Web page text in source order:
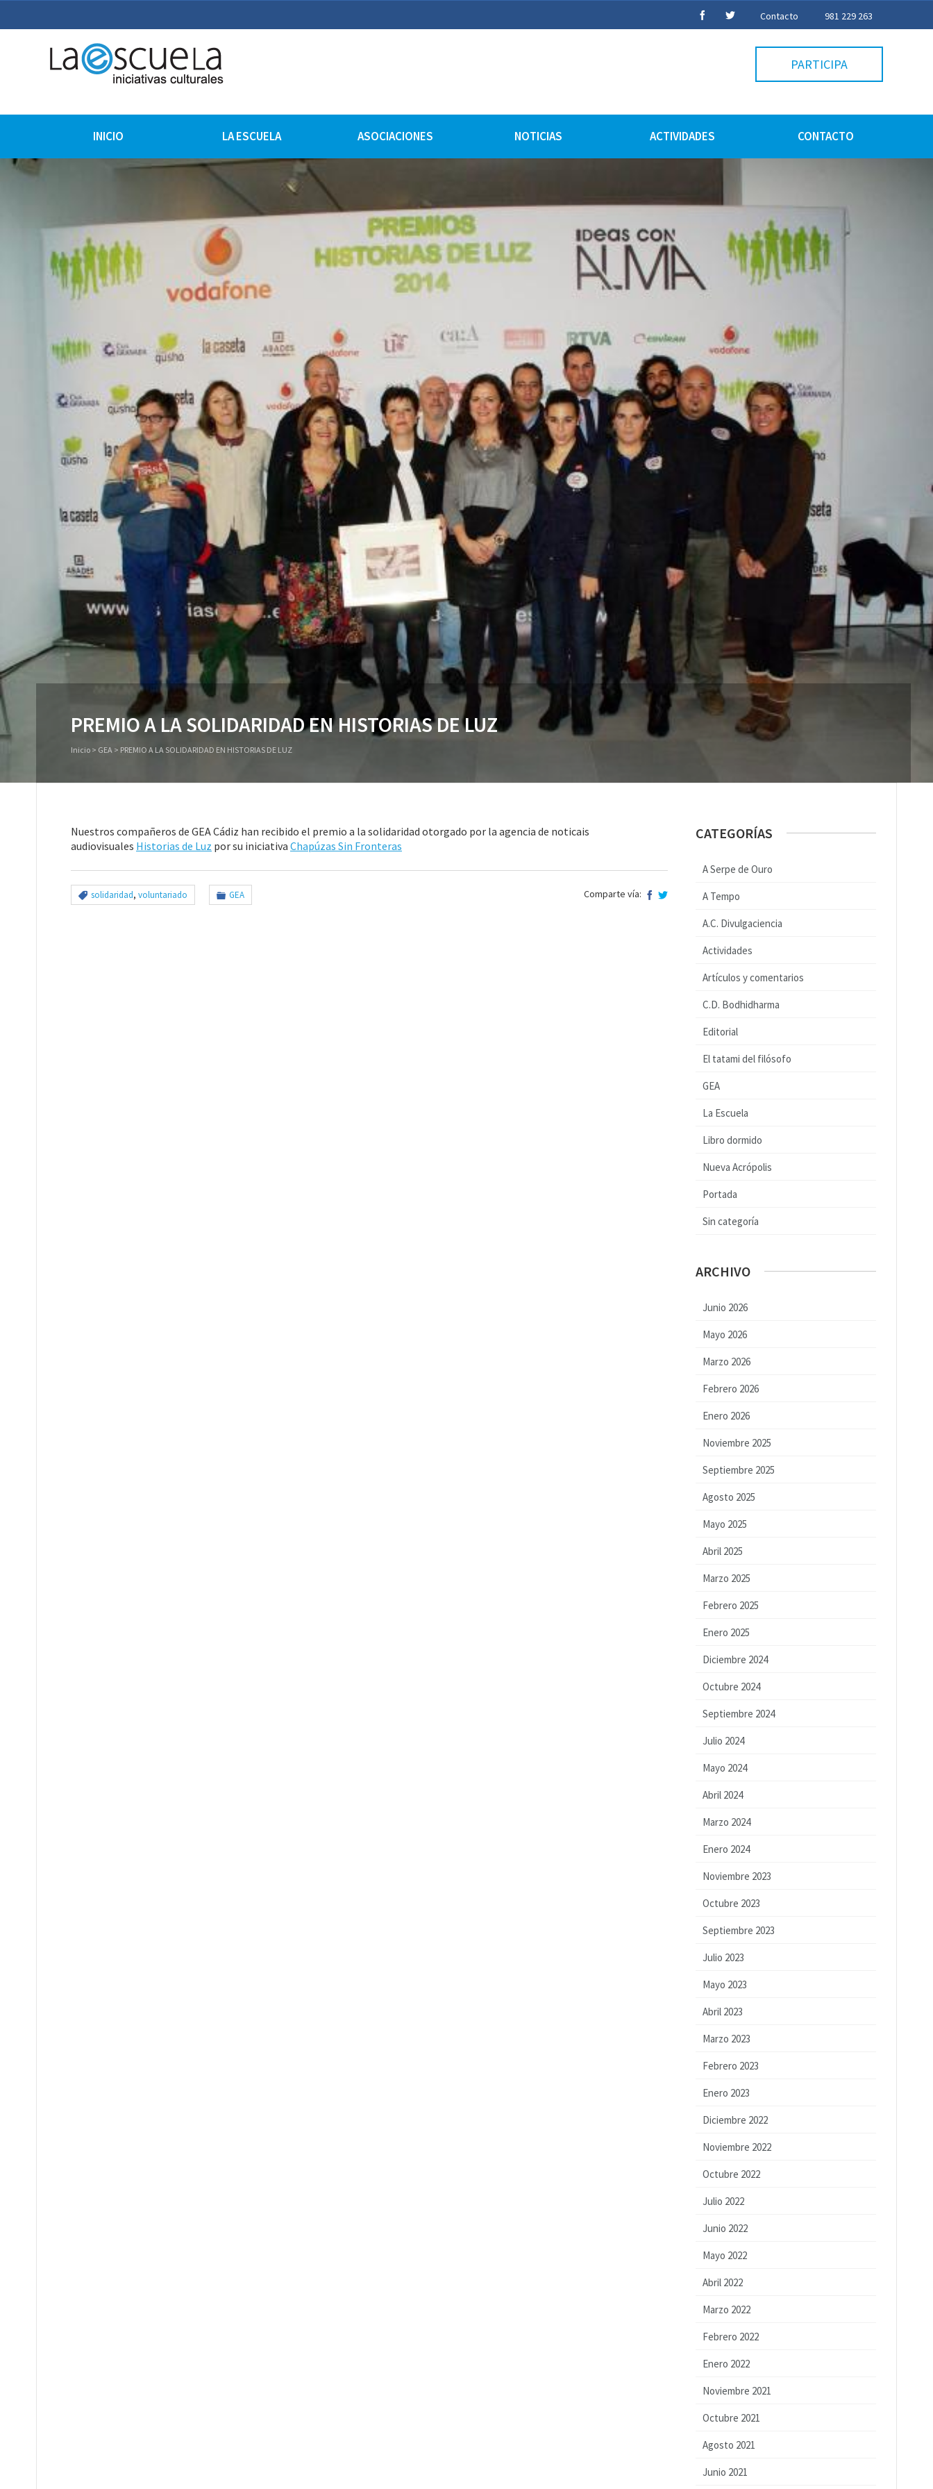
Contacto 981 229 263
La Escuela Iniciativas Culturales PARTICIPA
INICIO LA ESCUELA ASOCIACIONES NOTICIAS ACTIVIDADES CONTACTO
PREMIO A LA SOLIDARIDAD EN HISTORIAS DE LUZ
Inicio > GEA > PREMIO A LA SOLIDARIDAD EN HISTORIAS DE LUZ
Nuestros compañeros de GEA Cádiz han recibido el premio a la solidaridad otorgado por la agencia de noticais
audiovisuales Historias de Luz por su iniciativa Chapúzas Sin Fronteras
solidaridad, voluntariado GEA Comparte vía:
CATEGORÍAS
A Serpe de Ouro
A Tempo
A.C. Divulgaciencia
Actividades
Artículos y comentarios
C.D. Bodhidharma
Editorial
El tatami del filósofo
GEA
La Escuela
Libro dormido
Nueva Acrópolis
Portada
Sin categoría
ARCHIVO
Junio 2026
Mayo 2026
Marzo 2026
Febrero 2026
Enero 2026
Noviembre 2025
Septiembre 2025
Agosto 2025
Mayo 2025
Abril 2025
Marzo 2025
Febrero 2025
Enero 2025
Diciembre 2024
Octubre 2024
Septiembre 2024
Julio 2024
Mayo 2024
Abril 2024
Marzo 2024
Enero 2024
Noviembre 2023
Octubre 2023
Septiembre 2023
Julio 2023
Mayo 2023
Abril 2023
Marzo 2023
Febrero 2023
Enero 2023
Diciembre 2022
Noviembre 2022
Octubre 2022
Julio 2022
Junio 2022
Mayo 2022
Abril 2022
Marzo 2022
Febrero 2022
Enero 2022
Noviembre 2021
Octubre 2021
Agosto 2021
Junio 2021